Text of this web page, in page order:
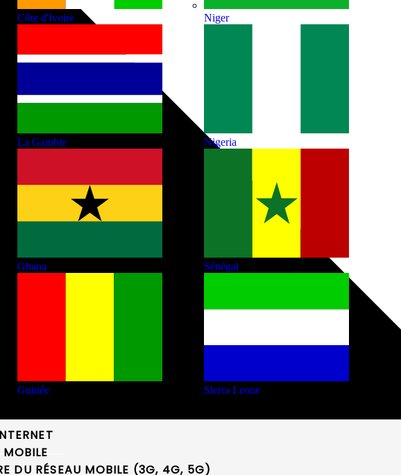
Côte d'Ivoire
La Gambie
Ghana
Guinée
Niger
Nigeria
Sénégal
Sierra Leone
DU RÉSEAU MOBILE (3G, 4G, 5G)